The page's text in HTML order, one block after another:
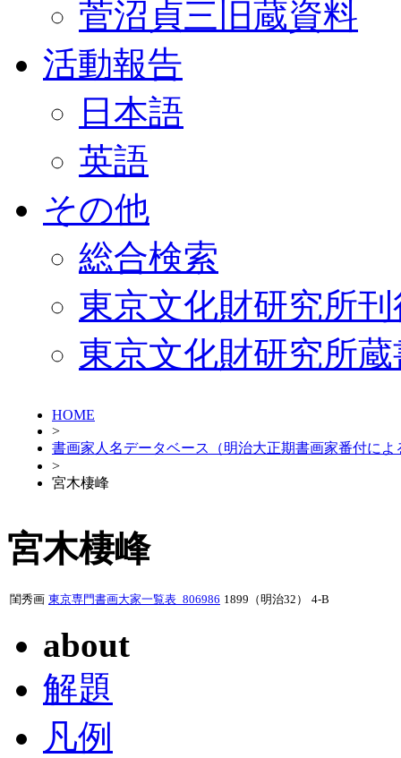
菅沼貞三旧蔵資料
活動報告
日本語
英語
その他
総合検索
東京文化財研究所
東京文化財研究所
HOME
>
書画家人名データベース（明治大正期書画家番付によ
>
宮木棲峰
宮木棲峰
閨秀画 東京専門書画大家一覧表_806986 1899（明治32） 4-B
about
解題
凡例